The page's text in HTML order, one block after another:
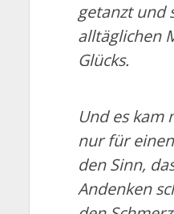
getanzt und
alltäglichen
Glücks.
Und es kam
nur für
den Sinn,
Andenken